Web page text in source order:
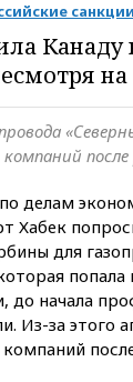
санкции
Канаду
делам
Хабек
для
попала
до начала
Из-за этого